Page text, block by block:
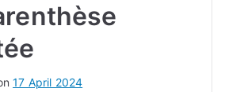
17 April 2024